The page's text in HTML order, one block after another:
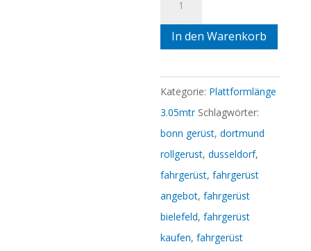
0.90mtr
3.05mtr
x
8.30mtr
AH
Menge
In den Warenkorb
Kategorie: Plattformlänge
3.05mtr Schlagwörter:
bonn gerüst,dortmund
rollgerust,dusseldorf,
fahrgerüst,fahrgerüst
angebot,fahrgerüst
bielefeld,fahrgerüst
kaufen,fahrgerüst